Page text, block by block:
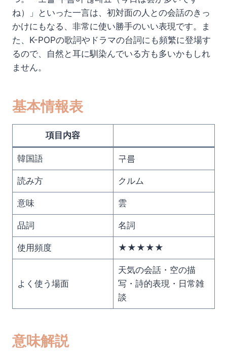
ね）」といった一言は、初対面の人との会話のきっ
かけにもなる、非常に使い勝手のいい表現です。ま
た、K-POPの歌詞やドラマの台詞にも頻繁に登場す
るので、自然と耳に馴染んでいる方も多いかもしれ
ません。
基本情報表
項目内容
韓国語 구름
読み方 クルム
意味 雲
品詞 名詞
使用頻度 ★★★★★
よく使う場面
天気の会話・空の描
写・詩的表現・日常雑
談
意味解説